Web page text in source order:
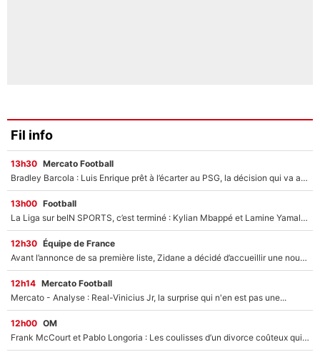
Fil info
13h30 Mercato Football
Bradley Barcola : Luis Enrique prêt à l’écarter au PSG, la décision qui va accélérer son transfert à Liverpool ?
13h00 Football
La Liga sur beIN SPORTS, c’est terminé : Kylian Mbappé et Lamine Yamal changent de chaîne, «le moment était venu d'ouvrir un nouveau chapitre»
12h30 Équipe de France
Avant l’annonce de sa première liste, Zidane a décidé d’accueillir une nouvelle tête en équipe de France
12h14 Mercato Football
Mercato - Analyse : Real-Vinicius Jr, la surprise qui n'en est pas une...
12h00 OM
Frank McCourt et Pablo Longoria : Les coulisses d’un divorce coûteux qui ruine l’OM à petit feu…